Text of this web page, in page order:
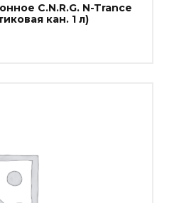
C.N.R.G. N-Trance
кан. 1 л)